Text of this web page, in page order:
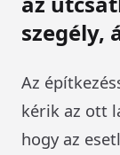
szegély,
Az
kérik az ott
hogy az